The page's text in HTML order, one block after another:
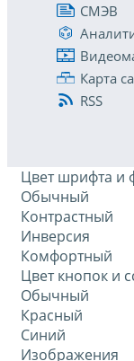
СМЭВ
Карта
RSS
Цвет шрифта и
Обычный
Контрастный
Инверсия
Комфортный
Цвет кнопок и
Обычный
Красный
Синий
Изображения